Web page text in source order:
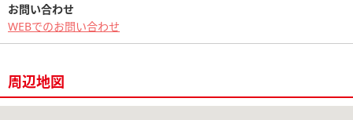
お問い合わせ
WEBでのお問い合わせ
周辺地図